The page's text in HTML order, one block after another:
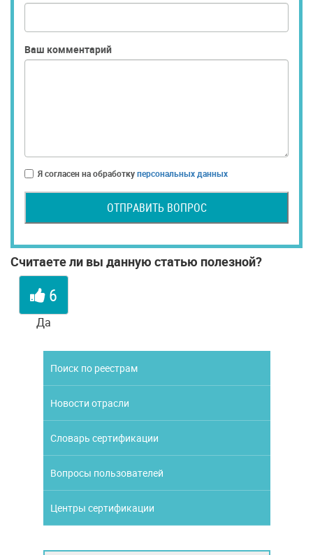
Ваш комментарий
Я согласен на обработкуперсональных данных
ОТПРАВИТЬ ВОПРОС
Считаете ли вы данную статью полезной?
6
Да
Поиск по реестрам
Новости отрасли
Словарь сертификации
Вопросы пользователей
Центры сертификации